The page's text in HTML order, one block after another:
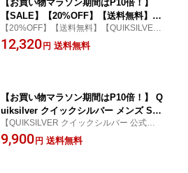
【お買い物マラソン期間はP10倍！】
【SALE】【20%OFF】【送料無料】Qu
iksilver クイックシルバー メンズ HIGH
LINE PRO 20 フィットタイ ボードショ
【20%OFF】【送料無料】【QUIKSILVER
クイックシルバー 公式通販】
12,320 円 送料無料
【お買い物マラソン期間はP10倍！】 Q
uiksilver クイックシルバー メンズ SUR
FSILK NOMAD 18 フィットタイ ボード
ショーツ 水着 海パン サーフィン サー
【QUIKSILVER クイックシルバー 公式通
販】
9,900 円 送料無料